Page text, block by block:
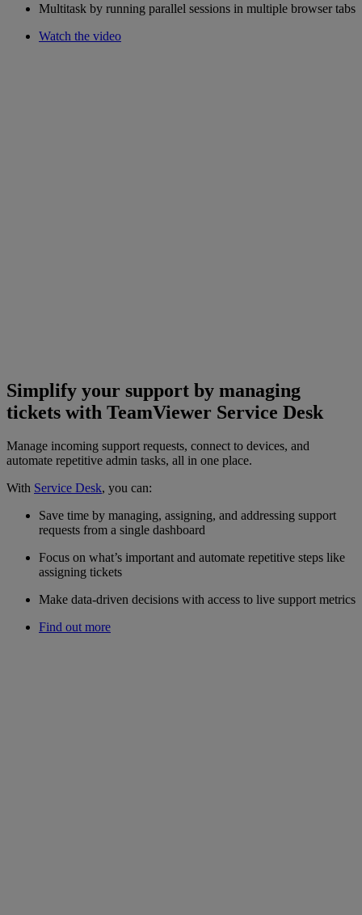
Multitask by running parallel sessions in multiple browser tabs
Watch the video
Simplify your support by managing
tickets with TeamViewer Service Desk
Manage incoming support requests, connect to devices, and
automate repetitive admin tasks, all in one place.
With Service Desk, you can:
Save time by managing, assigning, and addressing support
requests from a single dashboard
Focus on what’s important and automate repetitive steps like
assigning tickets
Make data-driven decisions with access to live support metrics
Find out more